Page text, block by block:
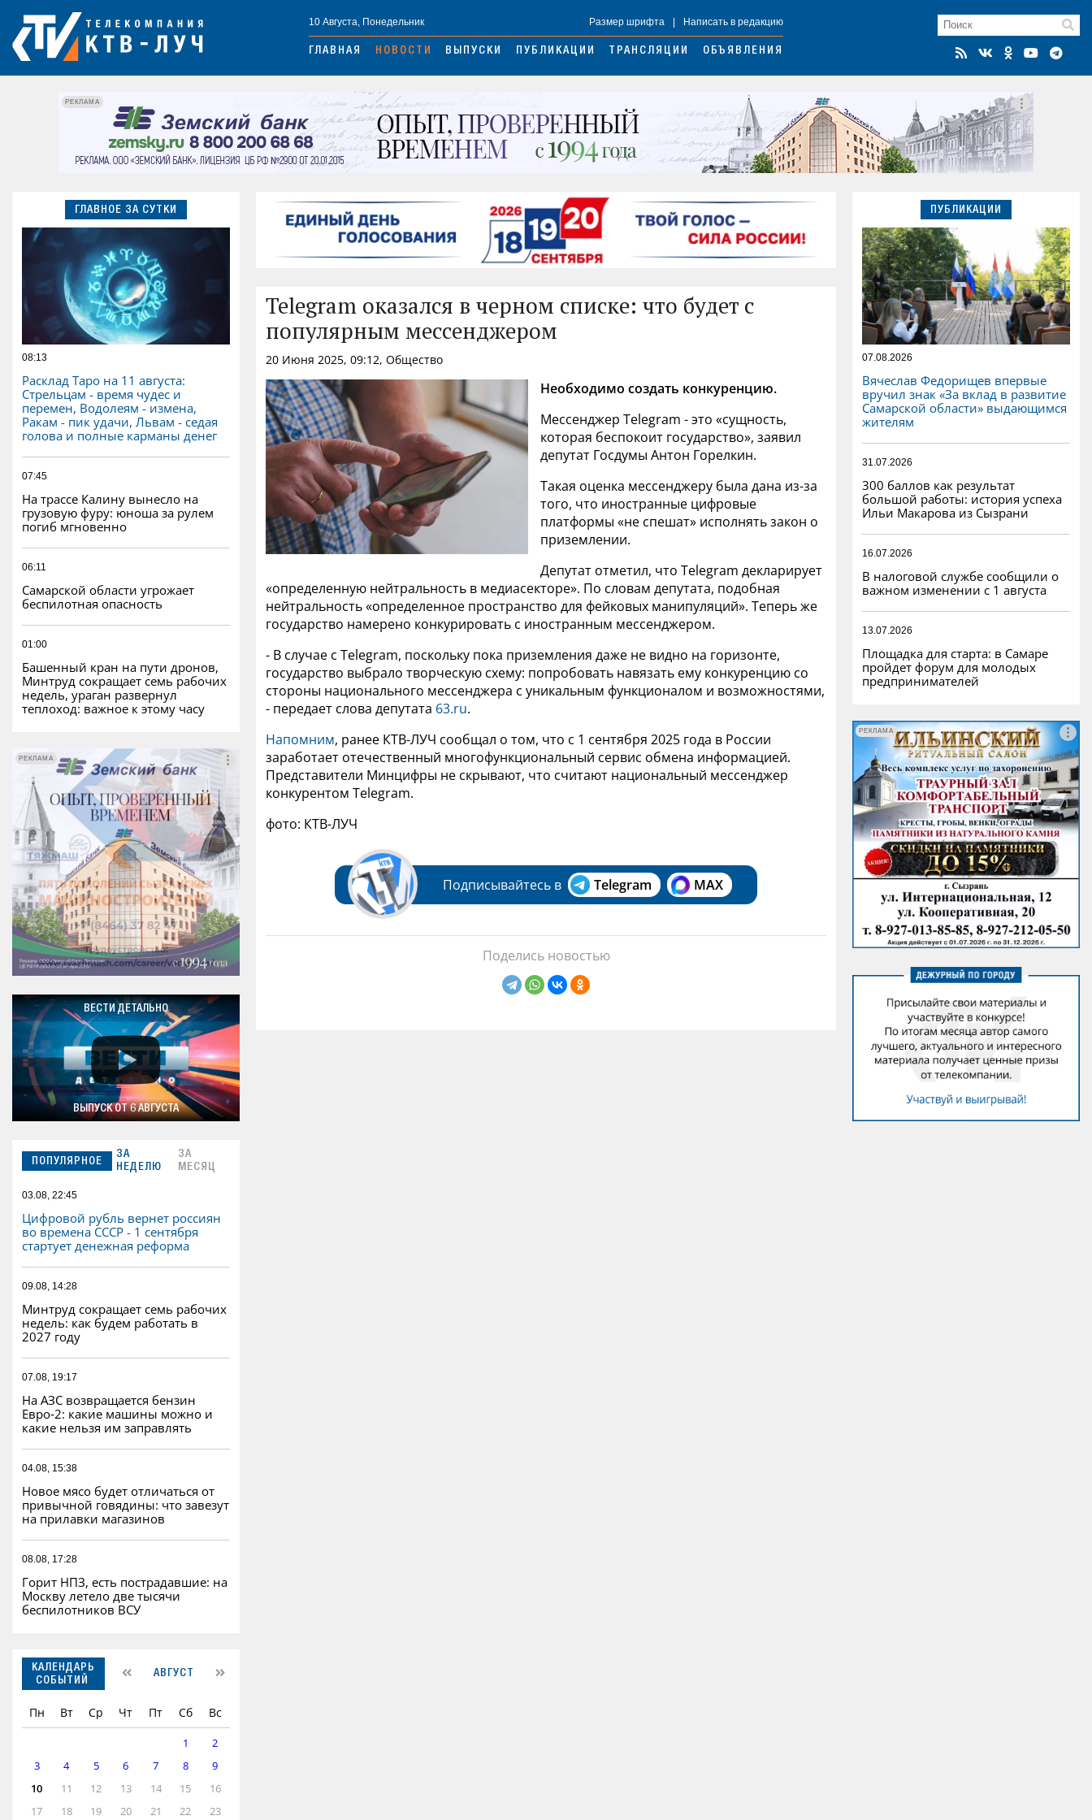
10 Августа, Понедельник Размер шрифта Написать в редакцию
ГЛАВНАЯ НОВОСТИ ВЫПУСКИ ПУБЛИКАЦИИ ТРАНСЛЯЦИИ ОБЪЯВЛЕНИЯ
РЕКЛАМА
ГЛАВНОЕ ЗА СУТКИ
08:13
Расклад Таро на 11 августа:
Стрельцам - время чудес и
перемен, Водолеям - измена,
Ракам - пик удачи, Львам - седая
голова и полные карманы денег
07:45
На трассе Калину вынесло на
грузовую фуру: юноша за рулем
погиб мгновенно
06:11
Самарской области угрожает
беспилотная опасность
01:00
Башенный кран на пути дронов,
Минтруд сокращает семь рабочих
недель, ураган развернул
теплоход: важное к этому часу
РЕКЛАМА
РЕКЛАМА
ВЕСТИ ДЕТАЛЬНО
ВЫПУСК ОТ 6 АВГУСТА
ПОПУЛЯРНОЕ
ЗА
НЕДЕЛЮ
ЗА
МЕСЯЦ
03.08, 22:45
Цифровой рубль вернет россиян
во времена СССР - 1 сентября
стартует денежная реформа
09.08, 14:28
Минтруд сокращает семь рабочих
недель: как будем работать в
2027 году
07.08, 19:17
На АЗС возвращается бензин
Евро‑2: какие машины можно и
какие нельзя им заправлять
04.08, 15:38
Новое мясо будет отличаться от
привычной говядины: что завезут
на прилавки магазинов
08.08, 17:28
Горит НПЗ, есть пострадавшие: на
Москву летело две тысячи
беспилотников ВСУ
КАЛЕНДАРЬ
СОБЫТИЙ
АВГУСТ
Пн Вт Ср Чт Пт Сб Вс
1
2
3
4 5 6 7 8
9
10
11 12 13 14 15
16
17
18 19 20 21 22 23
Telegram оказался в черном списке: что будет с
популярным мессенджером
20 Июня 2025, 09:12, Общество
Необходимо создать конкуренцию.
Мессенджер Telegram - это «сущность,
которая беспокоит государство», заявил
депутат Госдумы Антон Горелкин.
Такая оценка мессенджеру была дана из-за
того, что иностранные цифровые
платформы «не спешат» исполнять закон о
приземлении.
Депутат отметил, что Telegram декларирует
«определенную нейтральность в медиасекторе». По словам депутата, подобная
нейтральность «определенное пространство для фейковых манипуляций». Теперь же
государство намерено конкурировать с иностранным мессенджером.
- В случае с Telegram, поскольку пока приземления даже не видно на горизонте,
государство выбрало творческую схему: попробовать навязать ему конкуренцию со
стороны национального мессенджера с уникальным функционалом и возможностями,
- передает слова депутата 63.ru.
Напомним, ранее КТВ-ЛУЧ сообщал о том, что с 1 сентября 2025 года в России
заработает отечественный многофункциональный сервис обмена информацией.
Представители Минцифры не скрывают, что считают национальный мессенджер
конкурентом Telegram.
фото: КТВ-ЛУЧ
Подписывайтесь в Telegram MAX
Поделись новостью
ПУБЛИКАЦИИ
07.08.2026
Вячеслав Федорищев впервые
вручил знак «За вклад в развитие
Самарской области» выдающимся
жителям
31.07.2026
300 баллов как результат
большой работы: история успеха
Ильи Макарова из Сызрани
16.07.2026
В налоговой службе сообщили о
важном изменении с 1 августа
13.07.2026
Площадка для старта: в Самаре
пройдет форум для молодых
предпринимателей
РЕКЛАМА